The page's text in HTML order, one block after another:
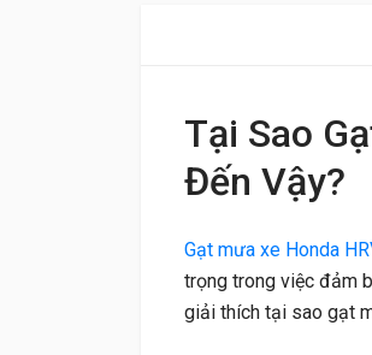
Tại Sao
Đến Vậy?
Gạt mưa xe Honda
trọng trong việc đảm
giải thích tại sao gạt